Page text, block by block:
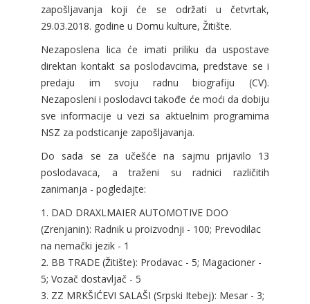
zapošljavanja koji će se održati u četvrtak,
29.03.2018. godine u Domu kulture, Žitište.
Nezaposlena lica će imati priliku da uspostave
direktan kontakt sa poslodavcima, predstave se i
predaju im svoju radnu biografiju (CV).
Nezaposleni i poslodavci takođe će moći da dobiju
sve informacije u vezi sa aktuelnim programima
NSZ za podsticanje zapošljavanja.
Do sada se za učešće na sajmu prijavilo 13
poslodavaca, a traženi su radnici različitih
zanimanja - pogledajte:
1. DAD DRAXLMAIER AUTOMOTIVE DOO
(Zrenjanin): Radnik u proizvodnji - 100; Prevodilac
na nemački jezik - 1
2. BB TRADE (Žitište): Prodavac - 5; Magacioner -
5; Vozač dostavljač - 5
3. ZZ MRKŠIĆEVI SALAŠI (Srpski Itebej): Mesar - 3;